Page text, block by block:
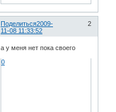
Поделиться 2
2009-
11-08 11:33:52
а у меня нет пока своего
0